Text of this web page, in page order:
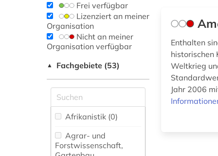
Frei verfügbar
Lizenziert an meiner
Organisation
Nicht an meiner
Organisation verfügbar
▲ Fachgebiete (53)
Afrikanistik (0)
Agrar- und
Forstwissenschaft,
Enthalten
historischen
Weltkrieg
Jahr 2006